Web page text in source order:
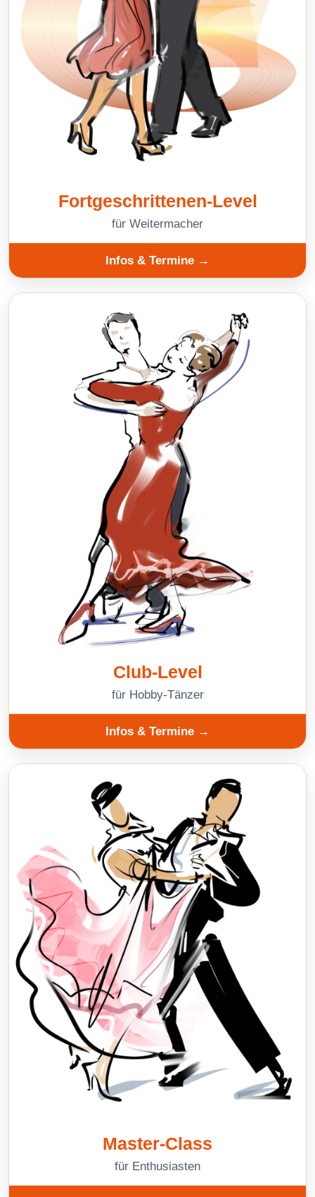
Fortgeschrittenen-Level
für Weitermacher
Infos & Termine
Club-Level
für Hobby-Tänzer
Infos & Termine
Master-Class
für Enthusiasten